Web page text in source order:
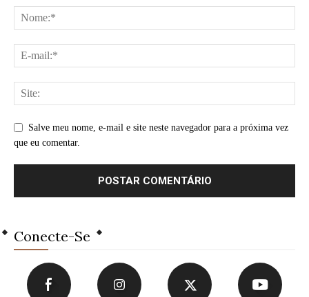
Salve meu nome, e-mail e site neste navegador para a próxima vez
que eu comentar.
Conecte-Se